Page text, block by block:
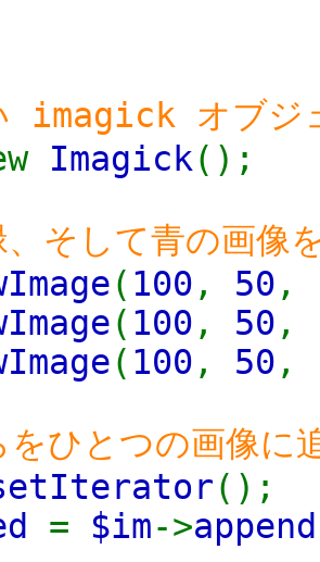
imagick オブジ
Imagick();
そして青の画像
( 100 , 50 ,
( 100 , 50 ,
( 100 , 50 ,
ひとつの画像に
();
= $im->